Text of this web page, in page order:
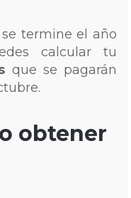
termine el año
calcular tu
que se pagarán
obtener